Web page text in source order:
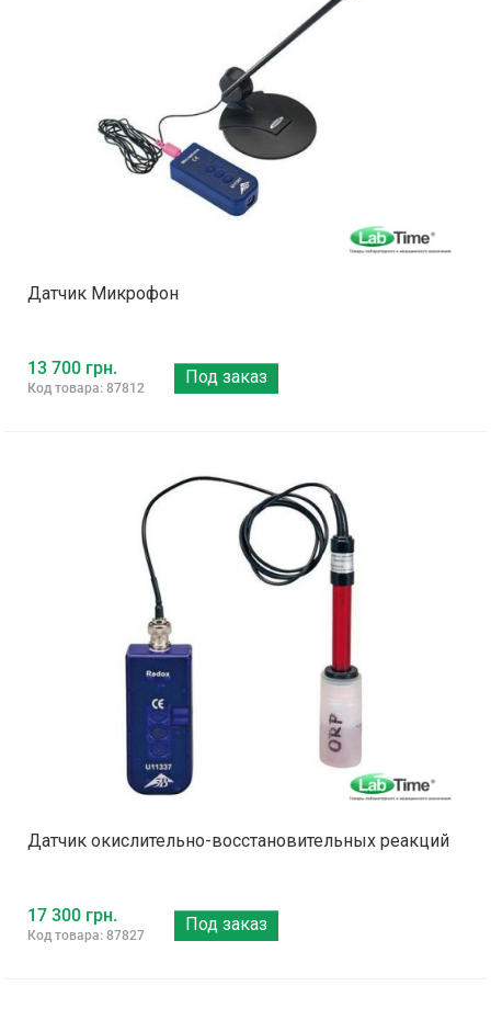
Датчик Микрофон
13 700 грн.
Код товара: 87812
Под заказ
Датчик окислительно-восстановительных реакций
17 300 грн.
Код товара: 87827
Под заказ